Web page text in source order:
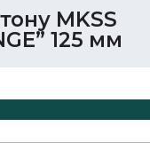
MKSS
125 мм